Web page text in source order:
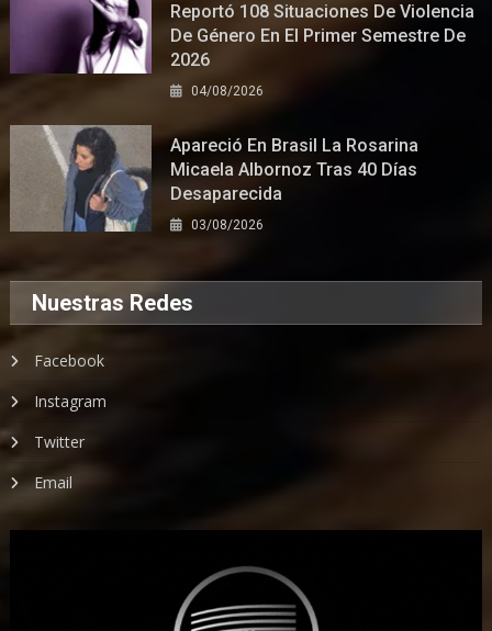
Reportó 108 Situaciones De Violencia
De Género En El Primer Semestre De
2026
04/08/2026
Apareció En Brasil La Rosarina
Micaela Albornoz Tras 40 Días
Desaparecida
03/08/2026
Nuestras Redes
Facebook
Instagram
Twitter
Email